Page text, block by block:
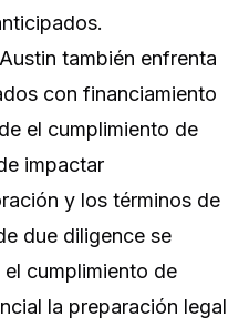
también enfrenta
con financiamiento
el cumplimiento de
impactar
y los términos de
due diligence se
cumplimiento de
la preparación legal